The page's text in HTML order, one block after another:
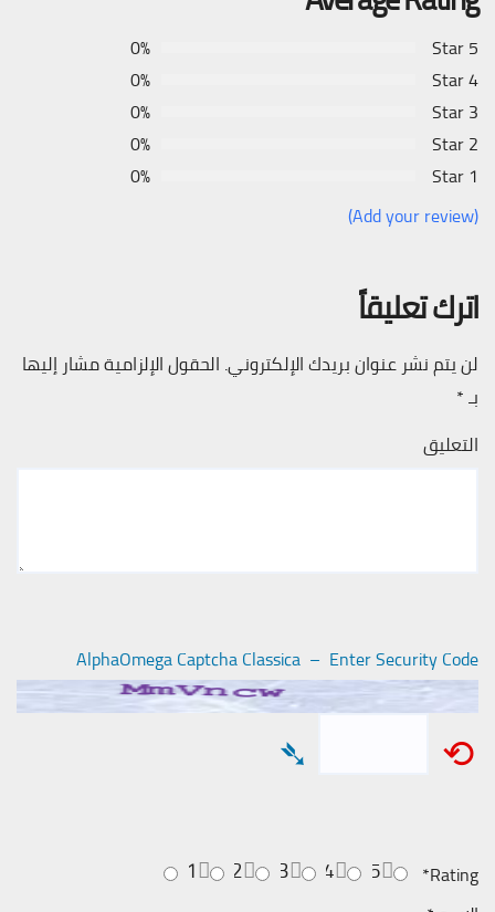
5 Star
0%
4 Star
0%
3 Star
0%
2 Star
0%
1 Star
0%
(Add your review)
اترك تعليقاً
لن يتم نشر عنوان بريدك الإلكتروني. الحقول الإلزامية مشار إليها
بـ*
التعليق
AlphaOmega Captcha Classica – Enter Security Code
⟲
➴
Rating
*
5
4
3
2
1